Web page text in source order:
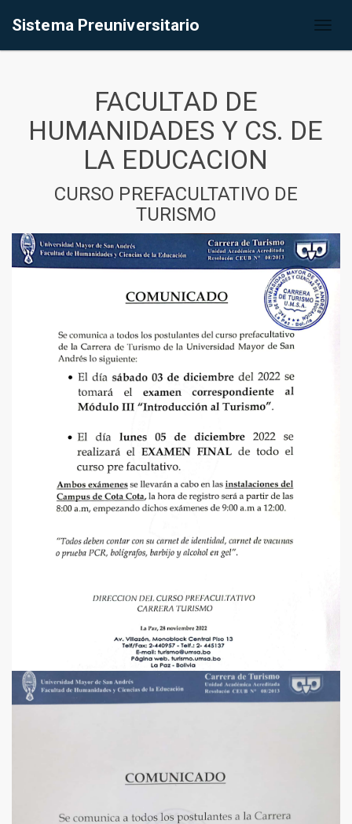
Sistema Preuniversitario
FACULTAD DE
HUMANIDADES Y CS. DE
LA EDUCACION
CURSO PREFACULTATIVO DE
TURISMO